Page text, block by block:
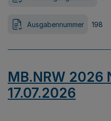
Ausgabennummer 198
MB.NRW 2026
17.07.2026